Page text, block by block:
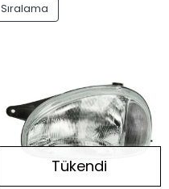
Sıralama
Tükendi